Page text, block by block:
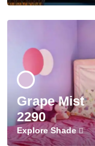
Grape Mist
2290
Explore Shade